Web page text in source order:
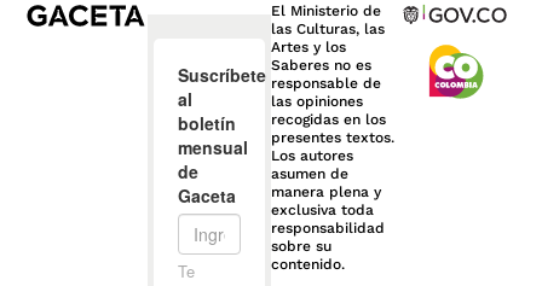
El Ministerio de
las Culturas, las
Artes y los
Saberes no es
responsable de
las opiniones
recogidas en los
presentes textos.
Los autores
asumen de
manera plena y
exclusiva toda
responsabilidad
sobre su
contenido.